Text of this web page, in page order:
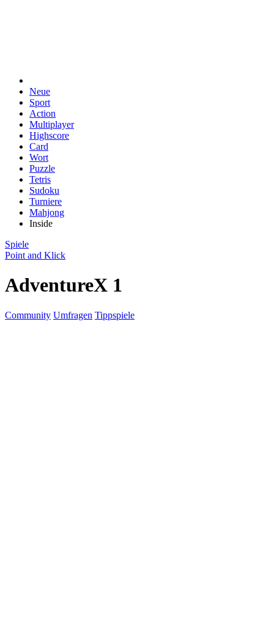
Neue
Sport
Action
Multiplayer
Highscore
Card
Wort
Puzzle
Tetris
Sudoku
Turniere
Mahjong
Inside
Spiele
Point and Klick
AdventureX 1
Community Umfragen Tippspiele